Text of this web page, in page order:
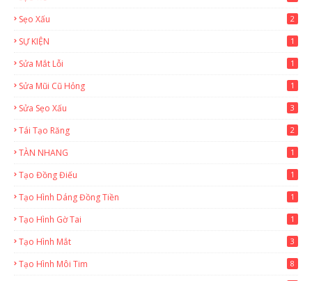
Sẹo Xấu 2
SỰ KIỆN 1
Sửa Mắt Lỗi 1
Sửa Mũi Cũ Hỏng 1
Sửa Sẹo Xấu 3
Tái Tạo Răng 2
TÀN NHANG 1
Tạo Đồng Điếu 1
Tạo Hình Dáng Đồng Tiền 1
Tạo Hình Gờ Tai 1
Tạo Hình Mắt 3
Tạo Hình Môi Tim 8